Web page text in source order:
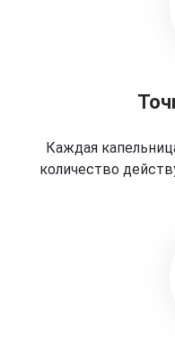
Каждая
количество